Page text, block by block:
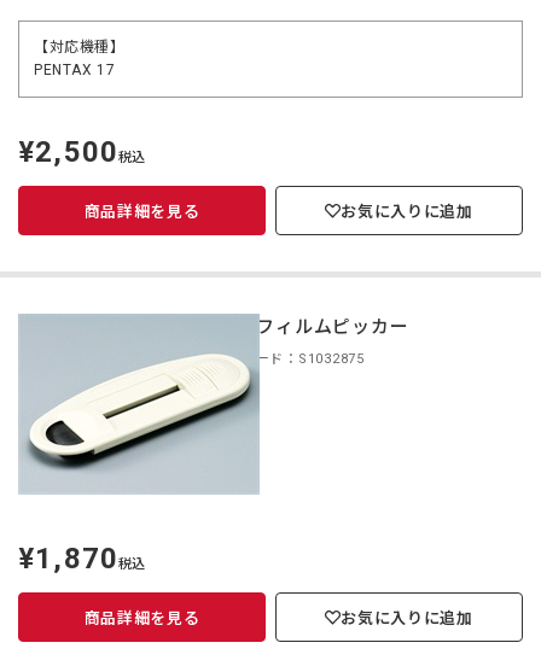
【対応機種】
PENTAX 17
定
価
¥2,500税込
商品詳細を見る お気に入りに追加
HCL フィルムピッカー
商品コード：S1032875
定
価
¥1,870税込
商品詳細を見る お気に入りに追加